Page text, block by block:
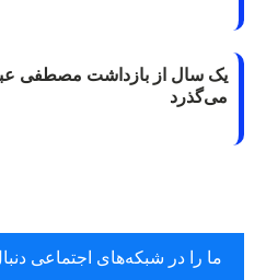
یک سال از بازداشت مصطفی
می‌گذرد
ما را در شبکه‌های اجتماعی